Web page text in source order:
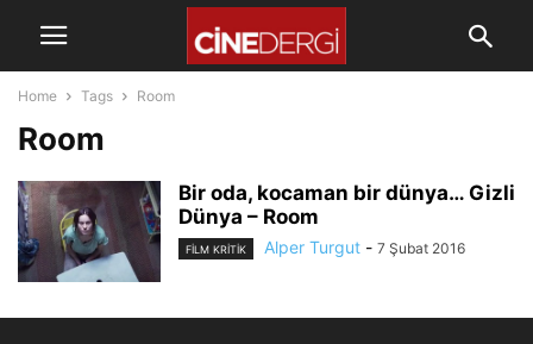
Home Tags Room
Room
Bir oda, kocaman bir dünya… Gizli
Dünya – Room
FILM KRITIK Alper Turgut - 7 Şubat 2016